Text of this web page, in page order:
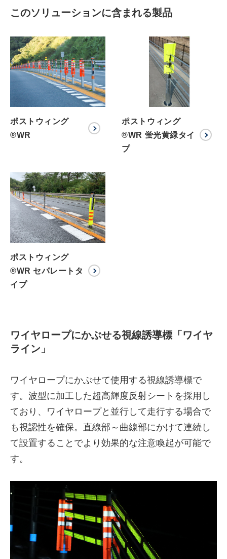
このソリューションに含まれる製品
ポストウィング
®WR
ポストウィング
®WR 蛍光黄緑タイ
プ
ポストウィング
®WR セパレートタ
イプ
ワイヤロープにかぶせる視線誘導標「ワイヤ
ライン」
ワイヤロープにかぶせて使用する視線誘導標で
す。波型に加工した超高輝度反射シートを採用し
ており、ワイヤロープと並行して走行する場合で
も視認性を確保。直線部～曲線部にかけて連続し
て設置することでより効果的な注意喚起が可能で
す。